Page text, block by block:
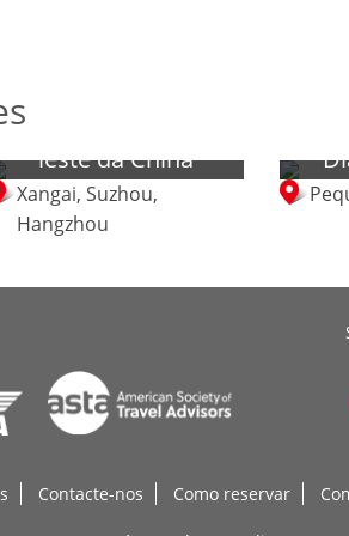
Tour de 7 dias pelo
leste da China
Xangai, Suzhou,
Hangzhou
Contacte-nos Como reservar